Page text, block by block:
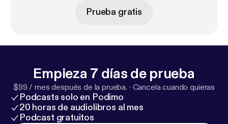
Prueba gratis
Empieza 7 días de prueba
$99 / mes después de la prueba. · Cancela cuando quieras
Podcasts solo en Podimo
20 horas de audiolibros al mes
Podcast gratuitos